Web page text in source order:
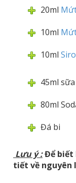
20ml
10ml
10ml
45ml
80ml
Đá bi
Lưu ý :Để biết
tiết về nguyên